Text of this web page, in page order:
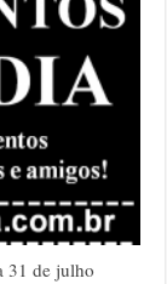
31 de julho